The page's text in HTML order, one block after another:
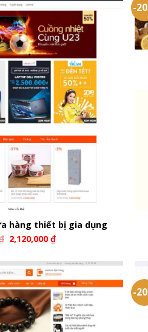
hàng thiết bị gia dụng
2,120,000₫
-
-